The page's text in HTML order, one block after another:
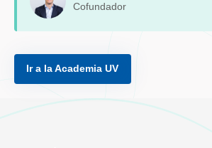
Cofundador
Ir a la Academia UV